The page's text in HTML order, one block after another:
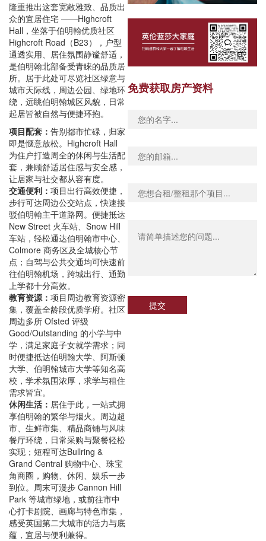
隆重推出这套宽敞雅致、品质出
众的宜居住宅 ——Highcroft
Hall，坐落于伯明翰优质社区
Highcroft Road（B23），户型
通透实用、居住氛围静谧舒适，
是伯明翰北部备受青睐的品质居
所。居于此处可尽览社区绿意与
城市天际线，周边公园、绿地环
绕，远眺伯明翰城区风貌，日常
起居皆被自然与便捷环抱。
项目配套： 告别都市忙碌，归家
即是惬意放松。Highcroft Hall
为住户打造周全的休闲与生活配
套，兼顾舒适居住感与安全感，
让居家与社交都从容有度。
交通便利： 项目出行高效便捷，
步行可达周边公交站点，快速接
驳伯明翰主干道路网。便捷抵达
New Street 火车站、Snow Hill
车站，轻松通达伯明翰市中心、
Colmore 商务区及全城核心节
点；自驾与公共交通均可快速前
往伯明翰机场，跨城出行、通勤
上学都十分高效。
教育资源： 项目周边教育资源密
集，覆盖全龄段优质学府。社区
周边多所 Ofsted 评级
Good/Outstanding 的小学与中
学，满足家庭子女就学需求；同
时便捷抵达伯明翰大学、阿斯顿
大学、伯明翰城市大学等知名高
校，学术氛围浓厚，求学与租住
需求皆宜。
休闲生活： 居住于此，一站式拥
享伯明翰的繁华与烟火。周边超
市、生鲜市集、精品商铺与风味
餐厅环绕，日常采购与聚餐轻松
实现；短程可达Bullring &
Grand Central 购物中心、珠宝
角商圈，购物、休闲、娱乐一步
到位。周末可漫步 Cannon Hill
Park 等城市绿地，或前往市中
心打卡剧院、画廊与特色市集，
感受英国第二大城市的活力与底
蕴，宜居与便利兼得。
免费获取房产资料
提交